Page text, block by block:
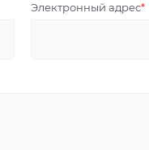
Электронный адрес